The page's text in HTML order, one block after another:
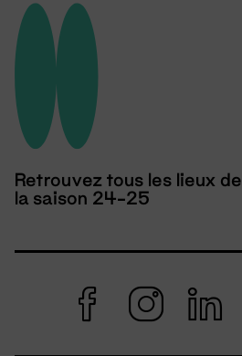
Retrouvez tous les lieux de
la saison 24-25